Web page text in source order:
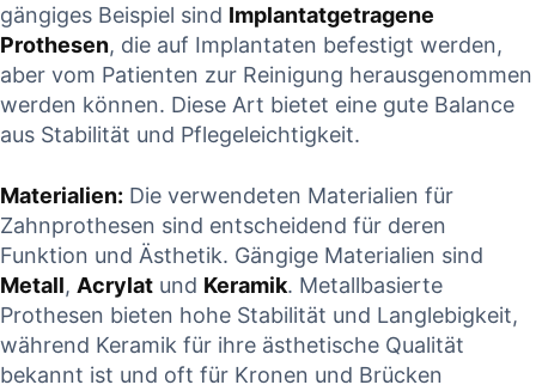
gängiges ⁣Beispiel ⁢sind Implantatgetragene‌
Prothesen, die ⁢auf‌ Implantaten befestigt werden,
aber vom⁣ Patienten zur Reinigung ⁤herausgenommen
⁣werden ⁣können. Diese Art ​bietet eine ⁤gute‌ Balance
aus ⁢Stabilität ​und Pflegeleichtigkeit.
Materialien: ‌Die ​verwendeten Materialien für
Zahnprothesen sind entscheidend für ‍deren⁤
Funktion⁤ und Ästhetik. Gängige Materialien sind‌
Metall, Acrylat ⁤und Keramik. Metallbasierte
‍Prothesen bieten hohe Stabilität und ⁤Langlebigkeit,
während Keramik für ihre ästhetische Qualität
bekannt ist und ⁤oft für Kronen und Brücken